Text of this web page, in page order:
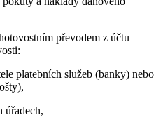
převodem z účtu
platebních služeb (banky) nebo
úřadech,